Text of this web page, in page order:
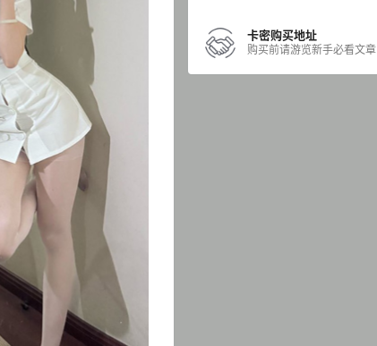
卡密购买地址
购买前请游览新手必看文章